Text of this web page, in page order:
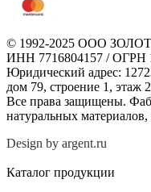
© 1992-2025 ООО
ИНН 7716804157 / ОГРН
Юридический адрес:
дом 79, строение 1, этаж 2
Все права защищены.
натуральных
Design by argent.ru
Каталог продукции